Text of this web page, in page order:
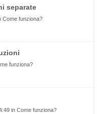
separate
Come funziona?
funziona?
in Come funziona?